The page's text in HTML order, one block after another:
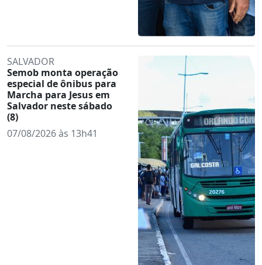
SALVADOR
Semob monta operação
especial de ônibus para
Marcha para Jesus em
Salvador neste sábado
(8)
07/08/2026 às 13h41